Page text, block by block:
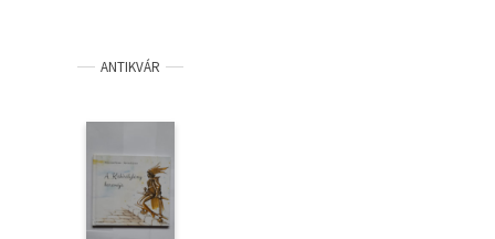
Tankönyv, segédkönyv
Társadalomtudomány
Természettudomány
Történelem
ANTIKVÁR